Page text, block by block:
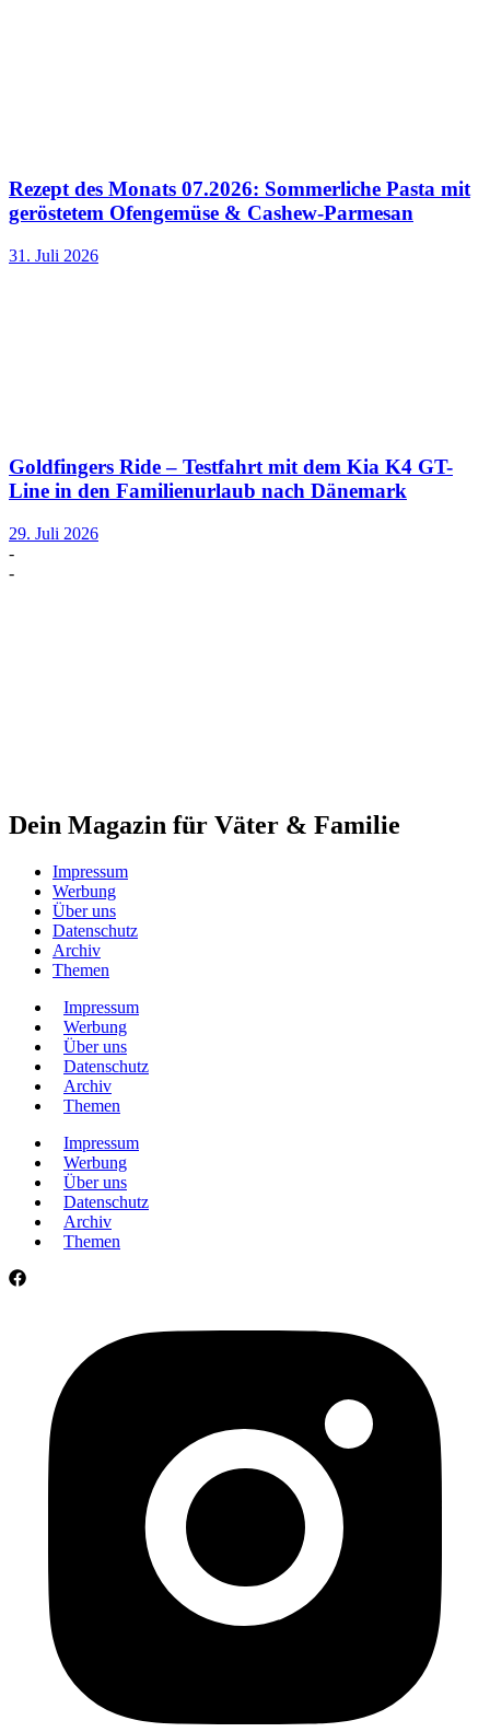
Rezept des Monats 07.2026: Sommerliche Pasta mit
geröstetem Ofengemüse & Cashew-Parmesan
31. Juli 2026
Goldfingers Ride – Testfahrt mit dem Kia K4 GT-
Line in den Familienurlaub nach Dänemark
29. Juli 2026
-
-
Dein Magazin für Väter & Familie
Impressum
Werbung
Über uns
Datenschutz
Archiv
Themen
Impressum
Werbung
Über uns
Datenschutz
Archiv
Themen
Impressum
Werbung
Über uns
Datenschutz
Archiv
Themen